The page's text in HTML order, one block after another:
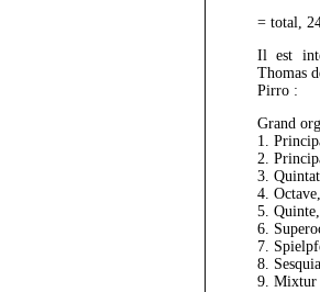
= total,
Il est
Thomas
Pirro :
Grand
1.
2.
3.
4.
5.
6.
7.
8.
9. Mixtur